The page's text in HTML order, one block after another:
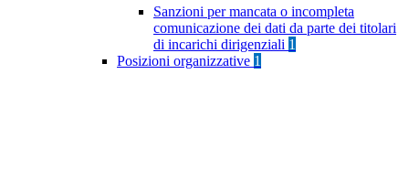
Sanzioni per mancata o incompleta
comunicazione dei dati da parte dei titolari
di incarichi dirigenziali 1
Posizioni organizzative 1